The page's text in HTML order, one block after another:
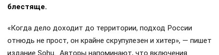
блестяще.
«Когда дело доходит до территории, подход России
отнюдь не прост, он крайне скрупулезен и хитер», — пишет
издание Sohu. Авторы напоминают, что включения